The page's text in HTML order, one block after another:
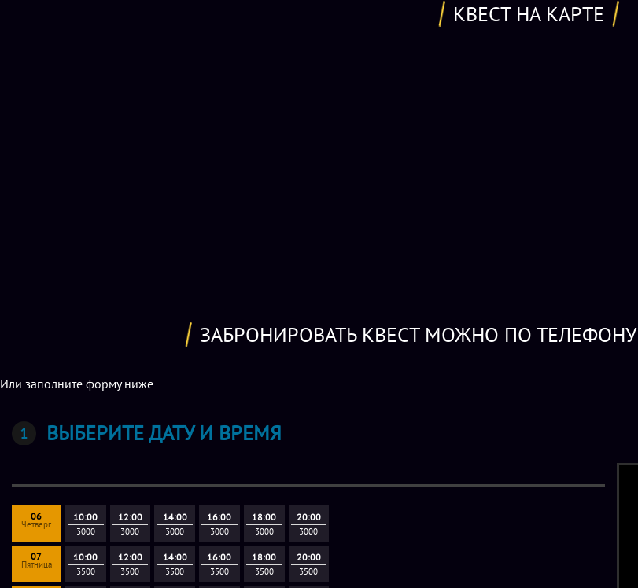
КВЕСТ НА КАРТЕ
ЗАБРОНИРОВАТЬ КВЕСТ МОЖНО ПО ТЕЛЕФОНУ
Или заполните форму ниже
ВЫБЕРИТЕ ДАТУ И ВРЕМЯ
06
Четверг
10:00
3000
12:00
3000
14:00
3000
16:00
3000
18:00
3000
20:00
3000
07
Пятница
10:00
3500
12:00
3500
14:00
3500
16:00
3500
18:00
3500
20:00
3500